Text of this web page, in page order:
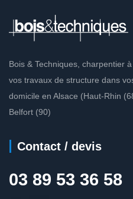
Bois & Techniques, charpentier
vos travaux de structure dans
domicile en Alsace (Haut-Rhin
Belfort (90)
Contact / devis
03 89 53 36 58